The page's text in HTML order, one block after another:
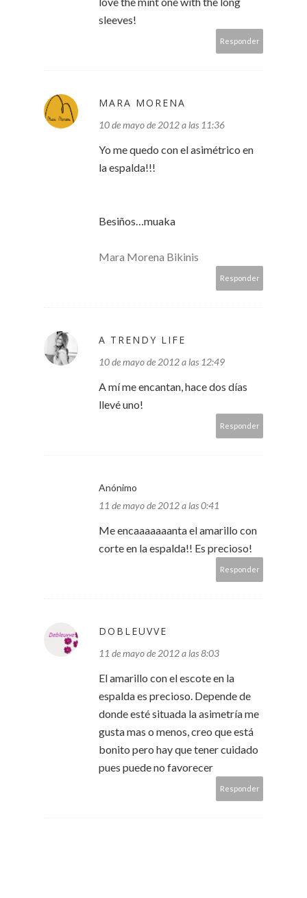
sleeves!
Responder
MARA MORENA
10 de mayo de 2012 a las 11:36
Yo me quedo con el asimétrico en
la espalda!!!
Besiños…muaka
Mara Morena Bikinis
Responder
A TRENDY LIFE
10 de mayo de 2012 a las 12:49
A mí me encantan, hace dos días
llevé uno!
Responder
Anónimo
11 de mayo de 2012 a las 0:41
Me encaaaaaaanta el amarillo con
corte en la espalda!! Es precioso!
Responder
DOBLEUVVE
11 de mayo de 2012 a las 8:03
El amarillo con el escote en la
espalda es precioso. Depende de
donde esté situada la asimetría me
gusta mas o menos, creo que está
bonito pero hay que tener cuidado
pues puede no favorecer
Responder